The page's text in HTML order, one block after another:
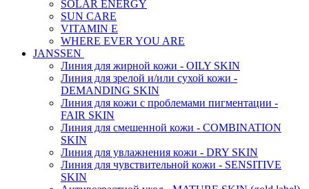
SOLAR ENERGY
SUN CARE
VITAMIN E
WHERE EVER YOU ARE
JANSSEN
Линия для жирной кожи - OILY SKIN
Линия для зрелой и/или сухой кожи -
DEMANDING SKIN
Линия для кожи с проблемами пигментации -
FAIR SKIN
Линия для смешенной кожи - COMBINATION
SKIN
Линия для увлажнения кожи - DRY SKIN
Линия для чувствительной кожи - SENSITIVE
SKIN